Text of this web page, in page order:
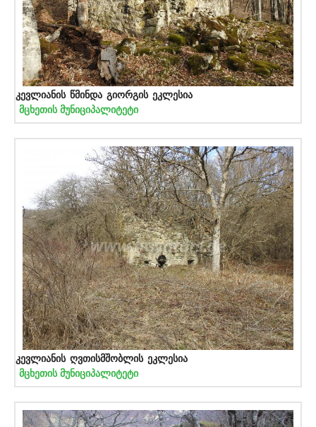
კევლიანის წმინდა გიორგის ეკლესია
მცხეთის მუნიციპალიტეტი
კევლიანის ღვთისმშობლის ეკლესია
მცხეთის მუნიციპალიტეტი